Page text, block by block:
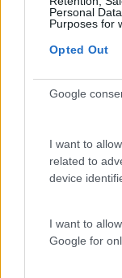
Personal
Purposes for
Opted Out
Google
I want to
related to
device
I want to
Google for